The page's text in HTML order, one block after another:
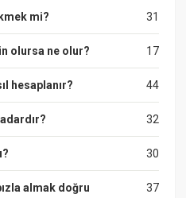
31
mi?
17
olursa ne olur?
44
hesaplanır?
32
30
37
almak doğru